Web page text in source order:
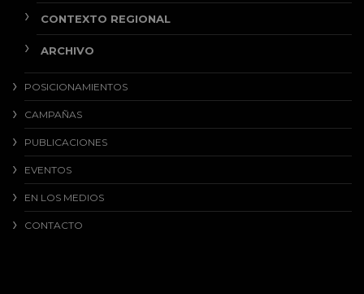
CONTEXTO REGIONAL
ARCHIVO
POSICIONAMIENTOS
CAMPAÑAS
PUBLICACIONES
EVENTOS
EN LOS MEDIOS
CONTACTO